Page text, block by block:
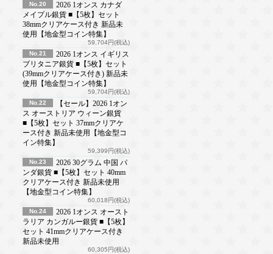
No.20
2026 1オンス カナダ
メイプル銀貨 ■【5枚】セット
38mmクリアケース付き 新品未
使用【地金型コイン特集】
59,704円(税込)
No.21
2026 1オンス イギリス
ブリタニア銀貨 ■【5枚】セット
(39mmクリアケース付き) 新品未
使用【地金型コイン特集】
59,704円(税込)
No.22
【セール】2026 1オン
ス オーストリア ウィーン銀貨
■【5枚】セット 37mmクリアケ
ース付き 新品未使用【地金型コ
イン特集】
59,399円(税込)
No.23
2026 30グラム 中国 パ
ンダ銀貨 ■【5枚】セット 40mm
クリアケース付き 新品未使用
【地金型コイン特集】
60,018円(税込)
No.24
2026 1オンス オースト
ラリア カンガルー銀貨 ■【5枚】
セット 41mmクリアケース付き
新品未使用
60,305円(税込)